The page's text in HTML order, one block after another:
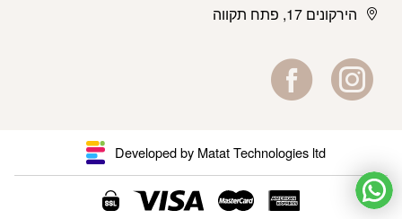
הירקונים 17, פתח תקווה
Developed by Matat Technologies ltd